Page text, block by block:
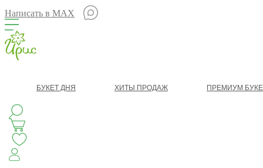
Написать в MAX
БУКЕТ ДНЯ ХИТЫ ПРОДАЖ ПРЕМИУМ